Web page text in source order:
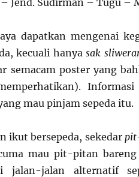
Jend. Sudirman – Tugu –
dapatkan mengenai
kecuali hanyasak
semacam poster yang
mau pinjam sepeda itu.
ikut bersepeda, sekedar
mau pit-pitan
jalan-jalan alternatif